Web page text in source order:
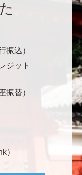
加しているよう
に応用するとこ
ますコンピュー
、支援いたしま
援基金>
振込）
ジット
振替）
）